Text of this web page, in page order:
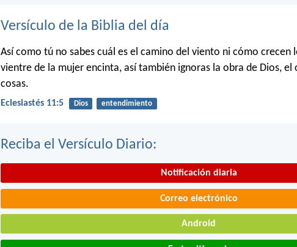
Versículo de la Biblia del día
Así como tú no sabes cuál es el camino del viento ni cómo crecen
vientre de la mujer encinta, así también ignoras la obra de Dios, el
cosas.
Eclesiastés 11:5 Dios entendimiento
Reciba el Versículo Diario:
Notificación diaria
Correo electrónico
Android